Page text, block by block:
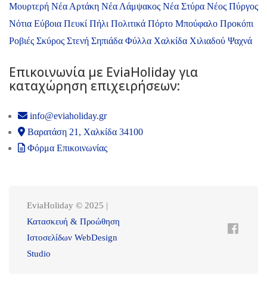
Μουρτερή Νέα Αρτάκη Νέα Λάμψακος Νέα Στύρα Νέος Πύργος
Νότια Εύβοια Πευκί Πήλι Πολιτικά Πόρτο Μπούφαλο Προκόπι
Ροβιές Σκύρος Στενή Σηπιάδα Φύλλα Χαλκίδα Χιλιαδού Ψαχνά
Επικοινωνία με ΕviaHoliday για
καταχώρηση επιχειρήσεων:
info@eviaholiday.gr
Βαρατάση 21, Χαλκίδα 34100
Φόρμα Επικοινωνίας
EviaHoliday © 2025 |
Κατασκευή & Προώθηση
Ιστοσελίδων WebDesign
Studio